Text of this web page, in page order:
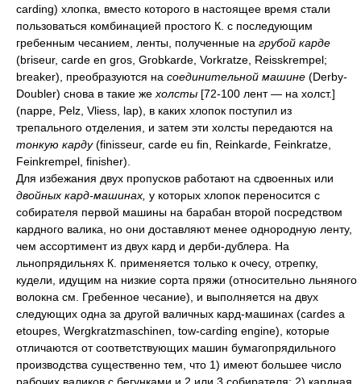
carding) хлопка, вместо которого в настоящее время стали
пользоваться комбинацией простого К. с последующим
гребенным чесанием, ленты, полученные на грубой карде
(briseur, carde en gros, Grobkarde, Vorkratze, Reisskrempel;
breaker), преобразуются на соединительной машине (Derby-
Doubler) снова в такие же холсты [72-100 лент — на холст.]
(nappe, Pelz, Vliess, lap), в каких хлопок поступил из
трепального отделения, и затем эти холсты передаются на
тонкую карду(finisseur, carde eu fin, Reinkarde, Feinkratze,
Feinkrempel, finisher).
Для избежания двух пропусков работают на сдвоенных или
двойных кард-машинах, у которых хлопок переносится с
собирателя первой машины на барабан второй посредством
кардного валика, но они доставляют менее однородную ленту,
чем ассортимент из двух кард и дерби-дублера. На
льнопрядильнях К. применяется только к очесу, отрепку,
кудели, идущим на низкие сорта пряжи (относительно льняного
волокна см. Гребенное чесание), и выполняется на двух
следующих одна за другой валичных кард-машинах (cardes a
etoupes, Wergkratzmaschinen, tow-carding engine), которые
отличаются от соответствующих машин бумагопрядильного
производства существенно тем, что 1) имеют большее число